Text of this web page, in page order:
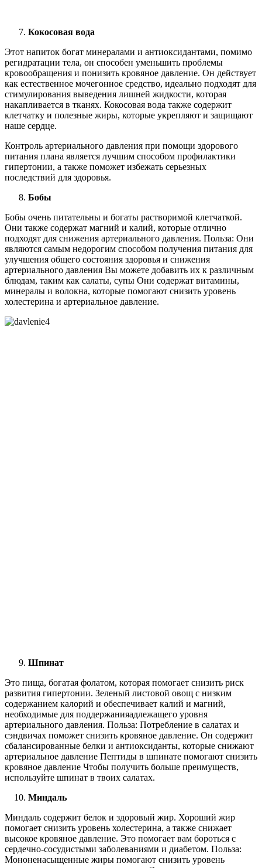
Кокосовая вода
Этот напиток богат минералами и антиоксидантами, помимо
регидратации тела, он способен уменьшить проблемы
кровообращения и понизить кровяное давление. Он действует
как естественное мочегонное средство, идеально подходят для
стимулирования выведения лишней жидкости, которая
накапливается в тканях. Кокосовая вода также содержит
клетчатку и полезные жиры, которые укрепляют и защищают
наше сердце.
Контроль артериального давления при помощи здорового
питания плана является лучшим способом профилактики
гипертонии, а также поможет избежать серьезных
последствий для здоровья.
Бобы
Бобы очень питательны и богаты растворимой клетчаткой.
Они также содержат магний и калий, которые отлично
подходят для снижения артериального давления. Польза: Они
являются самым недорогим способом получения питания для
улучшения общего состояния здоровья и снижения
артериального давления Вы можете добавить их к различным
блюдам, таким как салаты, супы Они содержат витамины,
минералы и волокна, которые помогают снизить уровень
холестерина и артериальное давление.
Шпинат
Это пища, богатая фолатом, которая помогает снизить риск
развития гипертонии. Зеленый листовой овощ с низким
содержанием калорий и обеспечивает калий и магний,
необходимые для поддержанияадлежащего уровня
артериального давления. Польза: Потребление в салатах и
сэндвичах поможет снизить кровяное давление. Он содержит
сбалансированные белки и антиоксиданты, которые снижают
артериальное давление Пептиды в шпинате помогают снизить
кровяное давление Чтобы получить больше преимуществ,
используйте шпинат в твоих салатах.
Миндаль
Миндаль содержит белок и здоровый жир. Хороший жир
помогает снизить уровень холестерина, а также снижает
высокое кровяное давление. Это помогает вам бороться с
сердечно-сосудистыми заболеваниями и диабетом. Польза:
Мононенасыщенные жиры помогают снизить уровень